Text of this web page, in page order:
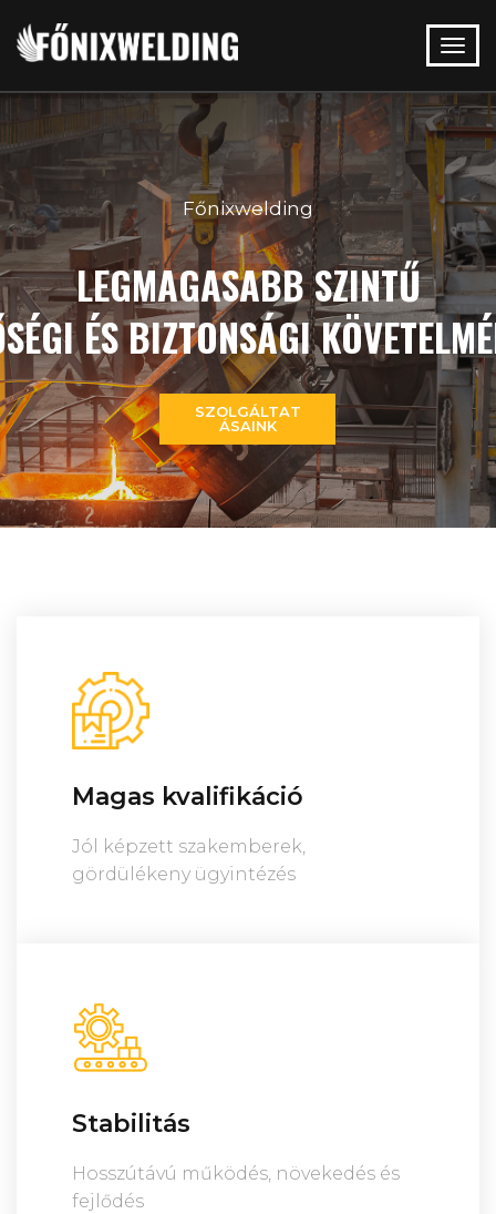
Magas kvalifikáció
Jól képzett szakemberek,
gördülékeny ügyintézés
Stabilitás
Hosszútávú működés, növekedés és
fejlődés